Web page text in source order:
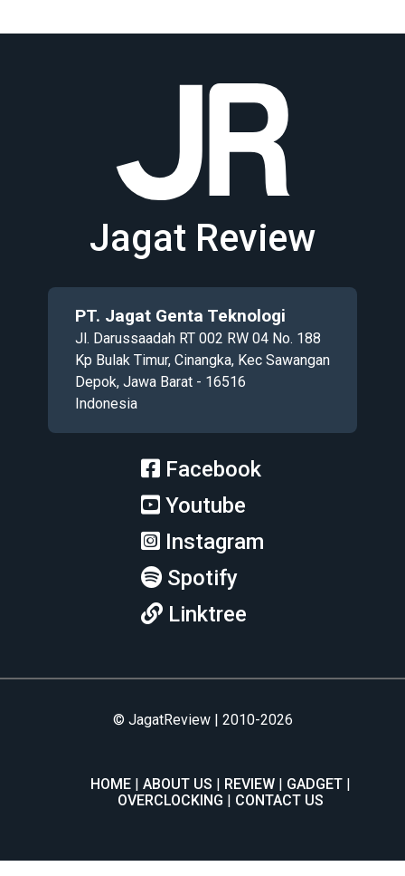
Jagat Review
PT. Jagat Genta Teknologi
Jl. Darussaadah RT 002 RW 04 No. 188
Kp Bulak Timur, Cinangka, Kec Sawangan
Depok, Jawa Barat - 16516
Indonesia
Facebook
Youtube
Instagram
Spotify
Linktree
© JagatReview | 2010-2026
HOME ABOUT US REVIEW
GADGET
OVERCLOCKING
CONTACT US